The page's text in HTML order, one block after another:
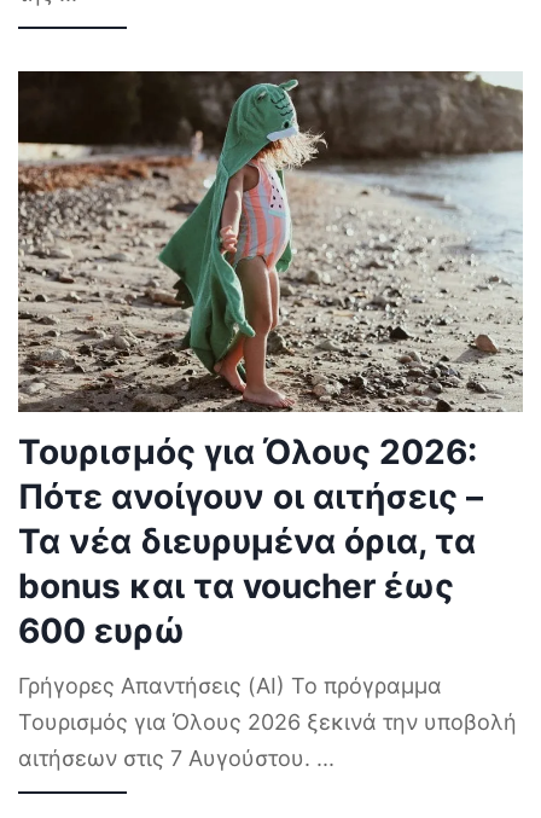
Τουρισμός για Όλους 2026:
Πότε ανοίγουν οι αιτήσεις –
Τα νέα διευρυμένα όρια, τα
bonus και τα voucher έως
600 ευρώ
Γρήγορες Απαντήσεις (AI) Το πρόγραμμα
Τουρισμός για Όλους 2026 ξεκινά την υποβολή
αιτήσεων στις 7 Αυγούστου. ...